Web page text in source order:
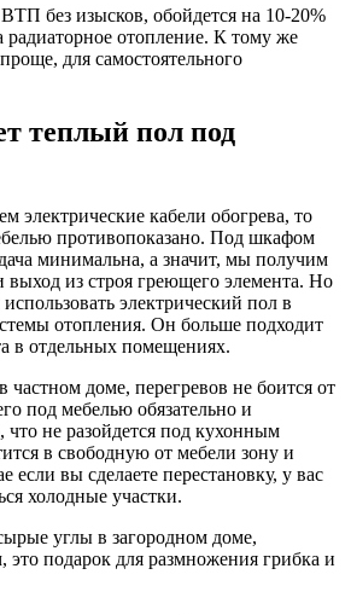
без изысков, обойдется на 10-20%
радиаторное отопление. К тому же
для самостоятельного
теплый пол под
электрические кабели обогрева, то
противопоказано. Под шкафом
минимальна, а значит, мы получим
выход из строя греющего элемента. Но
электрический пол в
отопления. Он больше подходит
в отдельных помещениях.
доме, перегревов не боится от
под мебелью обязательно и
что не разойдется под кухонным
в свободную от мебели зону и
если вы сделаете перестановку, у вас
холодные участки.
углы в загородном доме,
это подарок для размножения грибка и